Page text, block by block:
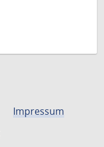
Impressum